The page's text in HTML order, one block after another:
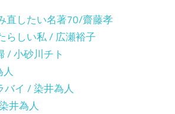
直したい名著70/齋藤孝
らしい私 / 広瀬裕子
/ 小砂川チト
人
バイ / 染井為人
井為人